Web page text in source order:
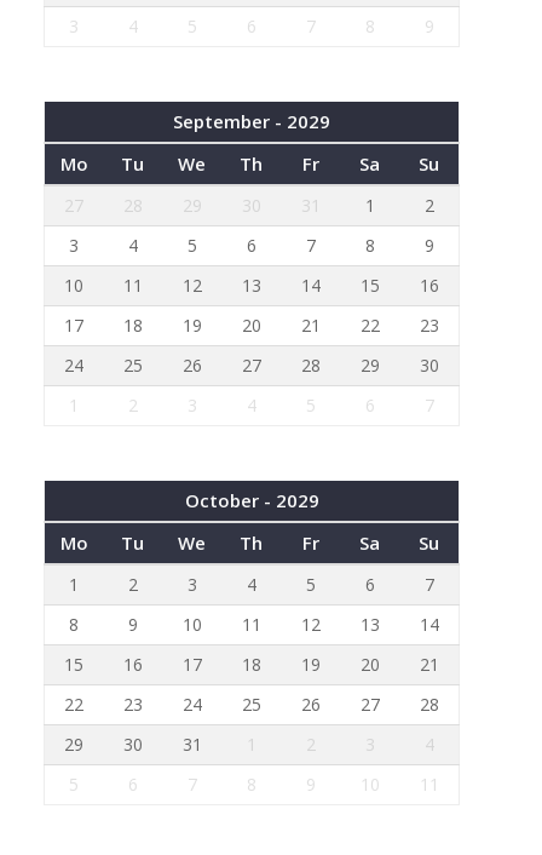
3
4 5 6 7 8 9
September - 2029
Mo
Tu We Th Fr Sa Su
27 28 29 30 31 1
2
3
4 5 6 7 8
9
10
11 12 13 14 15
16
17
18 19 20 21 22
23
24
25 26 27 28 29
30
1
2 3 4 5 6 7
October - 2029
Mo
Tu We Th Fr Sa Su
1 2 3 4 5 6
7
8
9 10 11 12 13
14
15
16 17 18 19 20
21
22
23 24 25 26 27
28
29
30 31 1 2 3
4
5
6 7 8 9 10 11